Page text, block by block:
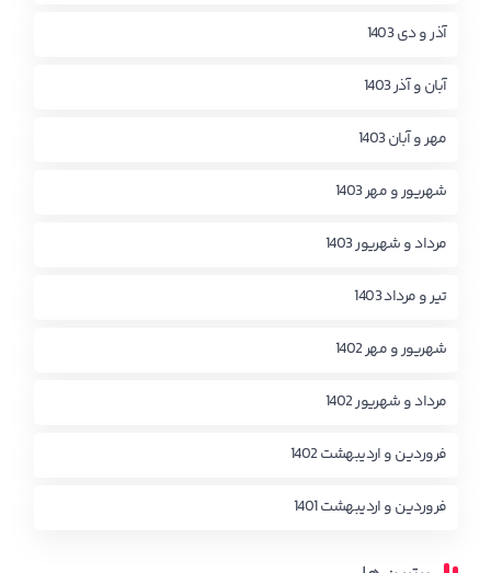
آذر و دی 1403
آبان و آذر 1403
مهر و آبان 1403
شهریور و مهر 1403
مرداد و شهریور 1403
تیر و مرداد 1403
شهریور و مهر 1402
مرداد و شهریور 1402
فروردین و اردیبهشت 1402
فروردین و اردیبهشت 1401